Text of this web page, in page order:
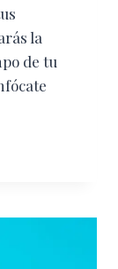
la
de tu